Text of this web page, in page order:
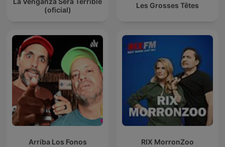
(oficial)
Les Grosses Têtes
Arriba Los Fonos RIX MorronZoo